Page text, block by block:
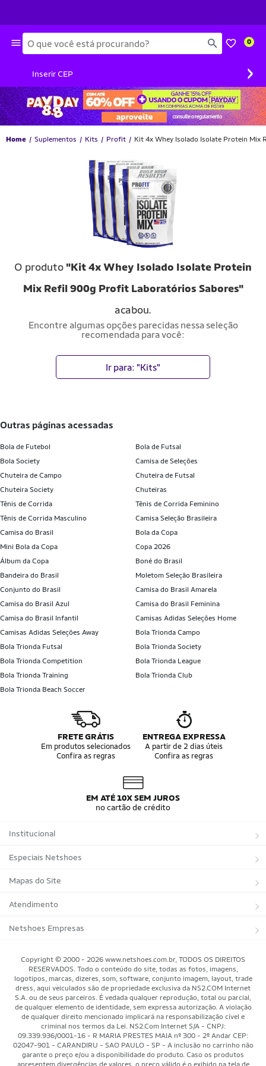
Busca 0
Inserir CEP ›
Home Suplementos Kits Profit Kit 4x Whey Isolado Isolate Protein
O produto "Kit 4x Whey Isolado Isolate Protein
Mix Refil 900g Profit Laboratórios Sabores"
acabou.
Encontre algumas opções parecidas nessa seleção
recomendada para você:
Ir para: "Kits"
outras páginas acessadas
Bola de Futebol
Bola de Futsal
Bola Society
Camisa de Seleções
Chuteira de Campo
Chuteira de Futsal
Chuteira Society
Chuteiras
Tênis de Corrida
Tênis de Corrida Feminino
Tênis de Corrida Masculino
Camisa Seleção Brasileira
Camisa do Brasil
Bola da Copa
Mini Bola da Copa
Copa 2026
Álbum da Copa
Boné do Brasil
Bandeira do Brasil
Moletom Seleção Brasileira
Conjunto do Brasil
Camisa do Brasil Amarela
Camisa do Brasil Azul
Camisa do Brasil Feminina
Camisa do Brasil Infantil
Camisas Adidas Seleções Home
Camisas Adidas Seleções Away
Bola Trionda Campo
Bola Trionda Futsal
Bola Trionda Society
Bola Trionda Competition
Bola Trionda League
Bola Trionda Training
Bola Trionda Club
Bola Trionda Beach Soccer
FRETE GRÁTIS
Em produtos selecionados
Confira as regras
ENTREGA EXPRESSA
A partir de 2 dias úteis
Confira as regras
EM ATÉ 10X SEM JUROS
no cartão de crédito
Institucional
Sobre a Netshoes
Política de Privacidade
Programa de Afiliados
Regulamentos
Programa de Integridade
Blog
Black Friday Magalu
Black Friday Netshoes
Lojas Físicas
Especiais Netshoes
Suplementos
Corrida
Bicicletas
Basquete
Motorsport
Saúde Bem-Estar
Aventura
Mapas do Site
Marcas
Tipos de Produtos
Atendimento
Trocas e devoluções
Minha Conta
Meus Pedidos
Pagamentos
Cancelamentos
Segurança & Privacidade
Netshoes Empresas
Copyright © 2000 - 2026 www.netshoes.com.br, TODOS OS DIREITOS
RESERVADOS. Todo o conteúdo do site, todas as fotos, imagens,
logotipos, marcas, dizeres, som, software, conjunto imagem, layout, trade
dress, aqui veiculados são de propriedade exclusiva da NS2.COM Internet
S.A. ou de seus parceiros. É vedada qualquer reprodução, total ou parcial,
de qualquer elemento de identidade, sem expressa autorização. A violação
de qualquer direito mencionado implicará na responsabilização cível e
criminal nos termos da Lei. NS2.Com Internet S/A - CNPJ:
09.339.936/0001-16 - R MARIA PRESTES MAIA nº 300 - 2º Andar CEP:
02047-901 - CARANDIRU - SAO PAULO - SP - A inclusão no carrinho não
garante o preço e/ou a disponibilidade do produto. Caso os produtos
apresentem divergências de valores, o preço válido é o exibido na tela de